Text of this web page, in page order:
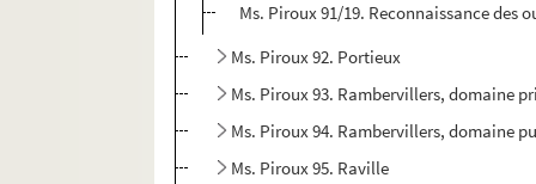
Ms. Piroux 91/19. Reconnaissance des
Ms. Piroux 92. Portieux
Ms. Piroux 93. Rambervillers, domaine
Ms. Piroux 94. Rambervillers, domaine
Ms. Piroux 95. Raville